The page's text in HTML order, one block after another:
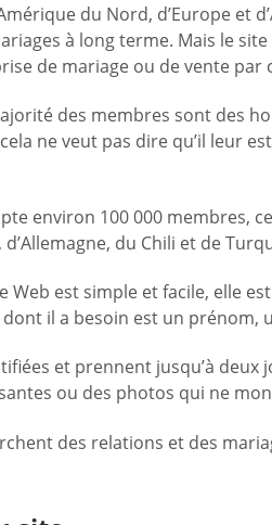
du Nord, d’Europe
à long terme. Mais le
de mariage ou de vente
des membres sont des
ne veut pas dire qu’il leur
environ 100 000 membres,
du Chili et de
est simple et facile, elle
il a besoin est un prénom,
et prennent jusqu’à
ou des photos qui ne
des relations et des